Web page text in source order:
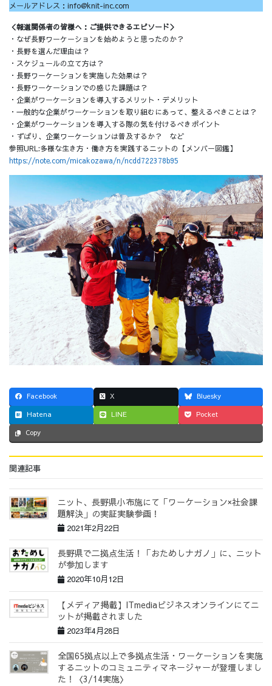
メールアドレス：info@knit-inc.com
＜報道関係者の皆様へ：ご提供できるエピソード＞
・なぜ長野ワーケーションを始めようと思ったのか？
・長野を選んだ理由は？
・スケジュールの立て方は？
・長野ワーケーションを実施した効果は？
・長野ワーケーションでの感じた課題は？
・企業がワーケーションを導入するメリット・デメリット
・一般的な企業がワーケーションを取り組むにあって、整えるべきことは？
・企業がワーケーションを導入する際の気を付けるべきポイント
・ずばり、企業ワーケーションは普及するか？ など
参照URL:多様な生き方・働き方を実践するニットの【メンバー図鑑】
https://note.com/micakozawa/n/ncdd722378b95
Facebook X
Bluesky
Hatena
LINE Pocket
Copy
関連記事
ニット、長野県小布施にて「ワーケーション×社会課
題解決」の実証実験参画！
2021年2月22日
長野県で二拠点生活！「おためしナガノ」に、ニット
が参加します
2020年10月12日
【メディア掲載】ITmediaビジネスオンラインにてニ
ットが掲載されました
2023年4月28日
全国65拠点以上で多拠点生活・ワーケーションを実施
するニットのコミュニティマネージャーが登壇しまし
た！〈3/14実施〉